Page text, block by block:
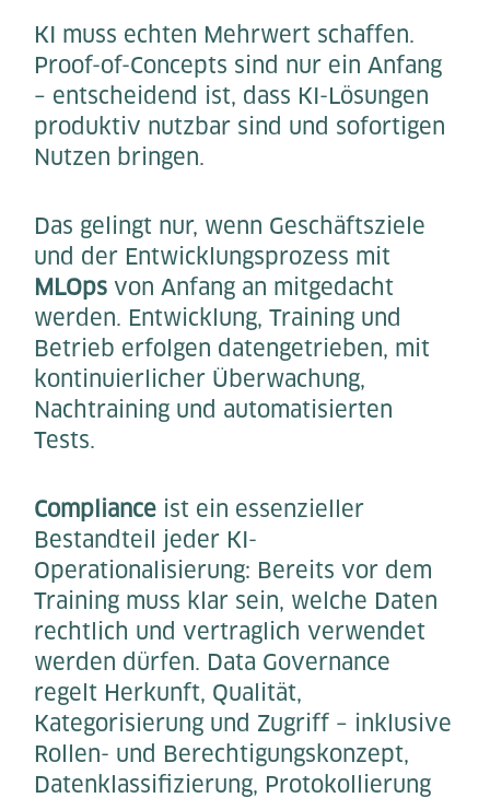
KI muss echten Mehrwert schaffen.
Proof-of-Concepts sind nur ein Anfang
– entscheidend ist, dass KI-Lösungen
produktiv nutzbar sind und sofortigen
Nutzen bringen.
Das gelingt nur, wenn Geschäftsziele
und der Entwicklungsprozess mit
MLOps von Anfang an mitgedacht
werden. Entwicklung, Training und
Betrieb erfolgen datengetrieben, mit
kontinuierlicher Überwachung,
Nachtraining und automatisierten
Tests.
Compliance ist ein essenzieller
Bestandteil jeder KI-
Operationalisierung: Bereits vor dem
Training muss klar sein, welche Daten
rechtlich und vertraglich verwendet
werden dürfen. Data Governance
regelt Herkunft, Qualität,
Kategorisierung und Zugriff – inklusive
Rollen- und Berechtigungskonzept,
Datenklassifizierung, Protokollierung